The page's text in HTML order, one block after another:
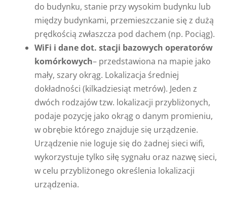
do budynku, stanie przy wysokim budynku lub
między budynkami, przemieszczanie się z dużą
prędkością zwłaszcza pod dachem (np. Pociąg).
WiFi i dane dot. stacji bazowych operatorów
komórkowych– przedstawiona na mapie jako
mały, szary okrąg. Lokalizacja średniej
dokładności (kilkadziesiąt metrów). Jeden z
dwóch rodzajów tzw. lokalizacji przybliżonych,
podaje pozycję jako okrąg o danym promieniu,
w obrębie którego znajduje się urządzenie.
Urządzenie nie loguje się do żadnej sieci wifi,
wykorzystuje tylko siłę sygnału oraz nazwę sieci,
w celu przybliżonego określenia lokalizacji
urządzenia.